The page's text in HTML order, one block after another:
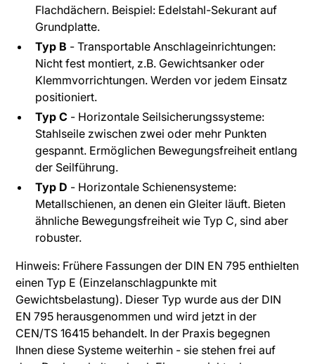
Flachdächern. Beispiel: Edelstahl-Sekurant auf
Grundplatte.
Typ B - Transportable Anschlageinrichtungen:
Nicht fest montiert, z.B. Gewichtsanker oder
Klemmvorrichtungen. Werden vor jedem Einsatz
positioniert.
Typ C - Horizontale Seilsicherungssysteme:
Stahlseile zwischen zwei oder mehr Punkten
gespannt. Ermöglichen Bewegungsfreiheit entlang
der Seilführung.
Typ D - Horizontale Schienensysteme:
Metallschienen, an denen ein Gleiter läuft. Bieten
ähnliche Bewegungsfreiheit wie Typ C, sind aber
robuster.
Hinweis: Frühere Fassungen der DIN EN 795 enthielten
einen Typ E (Einzelanschlagpunkte mit
Gewichtsbelastung). Dieser Typ wurde aus der DIN
EN 795 herausgenommen und wird jetzt in der
CEN/TS 16415 behandelt. In der Praxis begegnen
Ihnen diese Systeme weiterhin - sie stehen frei auf